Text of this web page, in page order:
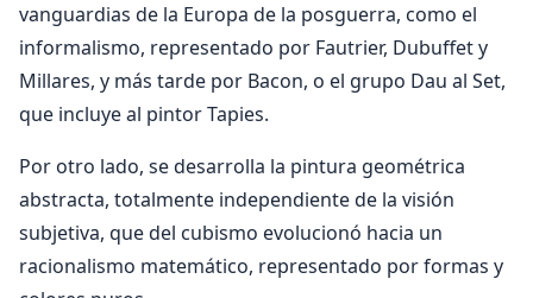
vanguardias de la Europa de la posguerra, como el
informalismo, representado por Fautrier, Dubuffet y
Millares, y más tarde por Bacon, o el grupo Dau al Set,
que incluye al pintor Tapies.
Por otro lado, se desarrolla la pintura geométrica
abstracta, totalmente independiente de la visión
subjetiva, que del cubismo evolucionó hacia un
racionalismo matemático, representado por formas y